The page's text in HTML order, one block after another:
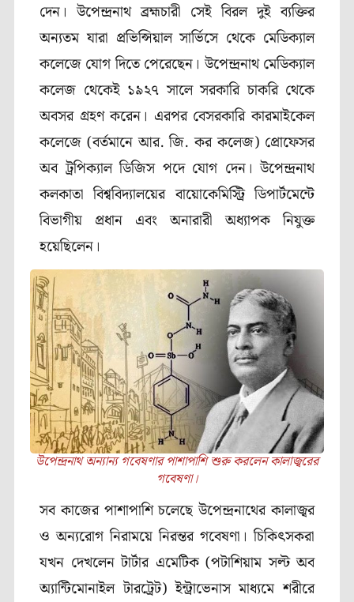
দেন। উপেন্দ্রনাথ ব্রহ্মচারী সেই বিরল দুই ব্যক্তির
অন্যতম যারা প্রভিন্সিয়াল সার্ভিসে থেকে মেডিক্যাল
কলেজে যোগ দিতে পেরেছেন। উপেন্দ্রনাথ মেডিক্যাল
কলেজ থেকেই ১৯২৭ সালে সরকারি চাকরি থেকে
অবসর গ্রহণ করেন। এরপর বেসরকারি কারমাইকেল
কলেজে (বর্তমানে আর. জি. কর কলেজ) প্রোফেসর
অব ট্রপিক্যাল ডিজিস পদে যোগ দেন। উপেন্দ্রনাথ
কলকাতা বিশ্ববিদ্যালয়ের বায়োকেমিস্ট্রি ডিপার্টমেন্টে
বিভাগীয় প্রধান এবং অনারারী অধ্যাপক নিযুক্ত
হয়েছিলেন।
উপেন্দ্রনাথ অন্যান্য গবেষণার পাশাপাশি শুরু করলেন কালাজ্বরের
গবেষণা।
সব কাজের পাশাপাশি চলেছে উপেন্দ্রনাথের কালাজ্বর
ও অন্যরোগ নিরাময়ে নিরন্তর গবেষণা। চিকিৎসকরা
যখন দেখলেন টার্টার এমেটিক (পটাশিয়াম সল্ট অব
অ্যান্টিমোনাইল টারট্রেট) ইন্ট্রাভেনাস মাধ্যমে শরীরে